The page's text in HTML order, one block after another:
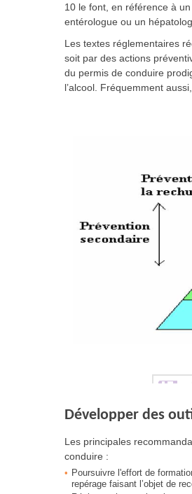
10 le font, en référence à
entérologue ou un
Les textes réglementaires
soit par des actions
du permis de conduire
l’alcool. Fréquemment
Développer des
Les principales
conduire :
Poursuivre l'effort de
repérage faisant l’objet de